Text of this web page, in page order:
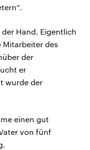
Hand. Eigentlich
Mitarbeiter des
der
er
wurde der
einen gut
von fünf